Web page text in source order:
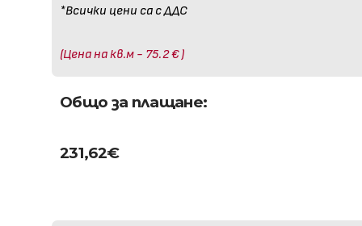
*Всички цени са с ДДС
(Цена на кв.м - 75.2 € )
Общо за плащане:
231,62€